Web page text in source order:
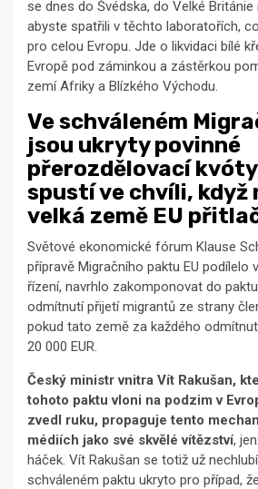
se dnes do Švédska, do Velké Británie
abyste spatřili v těchto laboratořích,
pro celou Evropu. Jde o likvidaci bílé
Evropě pod záminkou a zástěrkou
zemí Afriky a Blízkého Východu.
Ve schváleném
jsou ukryty povinné
přerozdělovací
spustí ve chvíli, když
velká země EU
Světové ekonomické fórum Klause
přípravě Migračního paktu EU podílelo
řízení, navrhlo zakomponovat do
odmítnutí přijetí migrantů ze strany
pokud tato země za každého
20 000 EUR.
Český ministr vnitra Vít Rakušan,
tohoto paktu vloni na podzim v
zvedl ruku, propaguje tento
médiích jako své skvělé vítězství,
háček. Vít Rakušan se totiž už
schváleném paktu ukryto pro případ,